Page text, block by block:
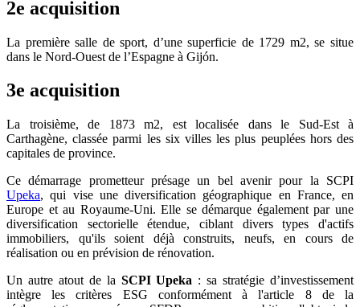
2e acquisition
La première salle de sport, d’une superficie de 1729 m2, se situe
dans le Nord-Ouest de l’Espagne à Gijón.
3e acquisition
La troisième, de 1873 m2, est localisée dans le Sud-Est à
Carthagène, classée parmi les six villes les plus peuplées hors des
capitales de province.
Ce démarrage prometteur présage un bel avenir pour la SCPI
Upeka, qui vise une diversification géographique en France, en
Europe et au Royaume-Uni. Elle se démarque également par une
diversification sectorielle étendue, ciblant divers types d'actifs
immobiliers, qu'ils soient déjà construits, neufs, en cours de
réalisation ou en prévision de rénovation.
Un autre atout de la SCPI Upeka : sa stratégie d’investissement
intègre les critères ESG conformément à l'article 8 de la